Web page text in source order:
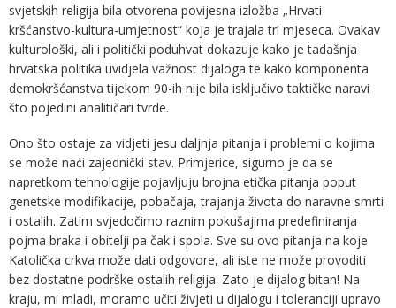
svjetskih religija bila otvorena povijesna izložba „Hrvati-
kršćanstvo-kultura-umjetnost“ koja je trajala tri mjeseca. Ovakav
kulturološki, ali i politički poduhvat dokazuje kako je tadašnja
hrvatska politika uvidjela važnost dijaloga te kako komponenta
demokršćanstva tijekom 90-ih nije bila isključivo taktičke naravi
što pojedini analitičari tvrde.
Ono što ostaje za vidjeti jesu daljnja pitanja i problemi o kojima
se može naći zajednički stav. Primjerice, sigurno je da se
napretkom tehnologije pojavljuju brojna etička pitanja poput
genetske modifikacije, pobačaja, trajanja života do naravne smrti
i ostalih. Zatim svjedočimo raznim pokušajima predefiniranja
pojma braka i obitelji pa čak i spola. Sve su ovo pitanja na koje
Katolička crkva može dati odgovore, ali iste ne može provoditi
bez dostatne podrške ostalih religija. Zato je dijalog bitan! Na
kraju, mi mladi, moramo učiti živjeti u dijalogu i toleranciji upravo